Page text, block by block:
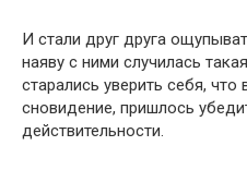
И стали друг друга
наяву с ними случилась
старались уверить себя,
сновидение, пришлось
действительности.